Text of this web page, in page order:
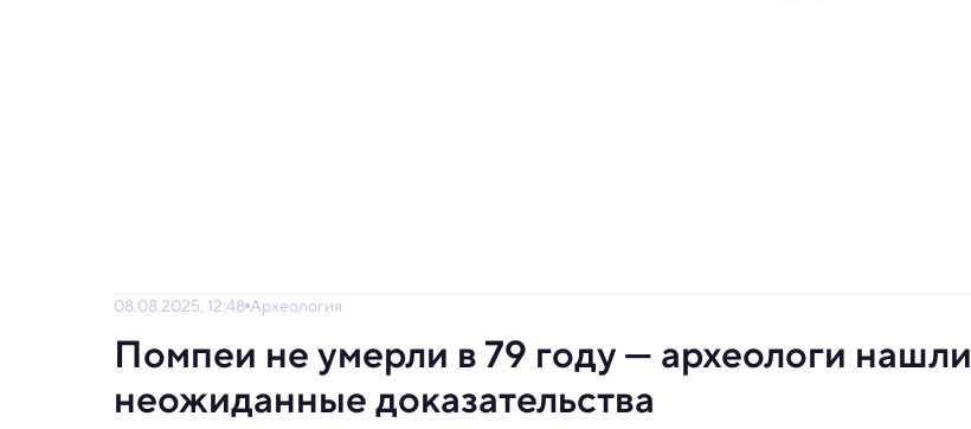
08.08.2025, 12:48 Археология
Помпеи не умерли в 79 году — археологи нашли
неожиданные доказательства